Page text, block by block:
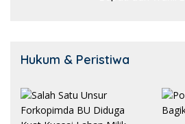
Hukum & Peristiwa